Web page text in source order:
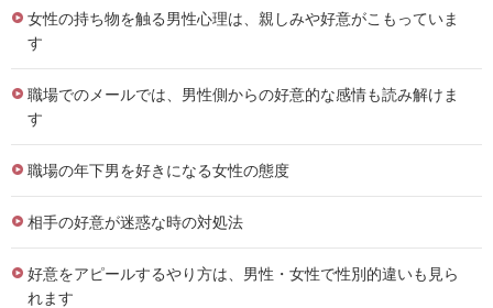
女性の持ち物を触る男性心理は、親しみや好意がこもっていま
す
職場でのメールでは、男性側からの好意的な感情も読み解けま
す
職場の年下男を好きになる女性の態度
相手の好意が迷惑な時の対処法
好意をアピールするやり方は、男性・女性で性別的違いも見ら
れます